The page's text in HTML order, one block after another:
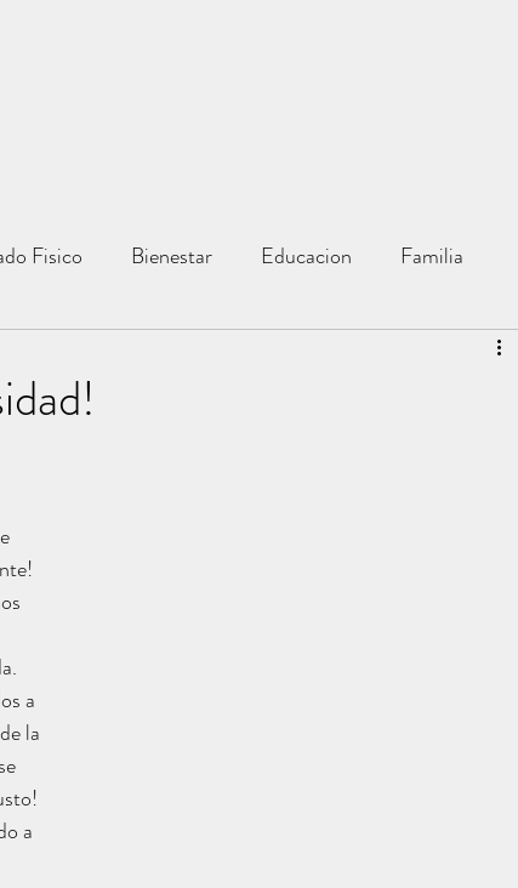
Fisico Bienestar Educacion Familia
a
la
a